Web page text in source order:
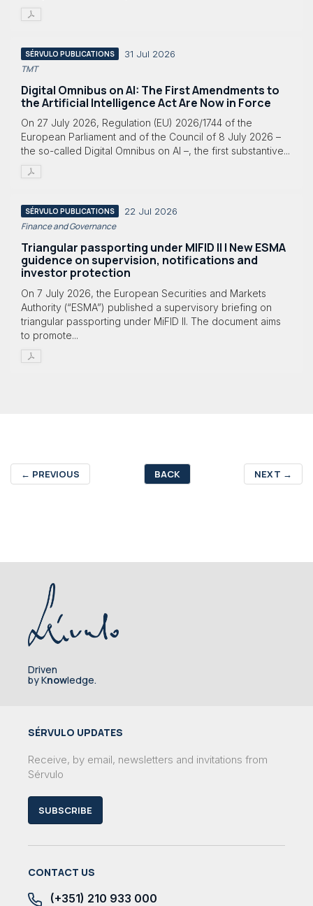
SÉRVULO PUBLICATIONS 31 Jul 2026
TMT
Digital Omnibus on AI: The First Amendments to
the Artificial Intelligence Act Are Now in Force
On 27 July 2026, Regulation (EU) 2026/1744 of the
European Parliament and of the Council of 8 July 2026 –
the so-called Digital Omnibus on AI –, the first substantive...
SÉRVULO PUBLICATIONS 22 Jul 2026
Finance and Governance
Triangular passporting under MIFID II | New ESMA
guidence on supervision, notifications and
investor protection
On 7 July 2026, the European Securities and Markets
Authority (“ESMA”) published a supervisory briefing on
triangular passporting under MiFID II. The document aims
to promote...
← PREVIOUS BACK NEXT →
Driven
by Knowledge.
SÉRVULO UPDATES
Receive, by email, newsletters and invitations from
Sérvulo
SUBSCRIBE
CONTACT US
(+351) 210 933 000